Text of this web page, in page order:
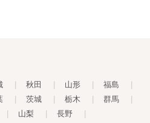
秋田 山形 福島
茨城 栃木 群馬
山梨 長野